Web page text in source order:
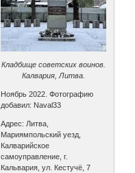
Кладбище советских воинов.
Калвария, Литва.
Ноябрь 2022. Фотографию
добавил: Naval33
Адрес: Литва,
Мариямпольский уезд,
Калварийское
самоуправление, г.
Кальвария, ул. Кестучё, 7